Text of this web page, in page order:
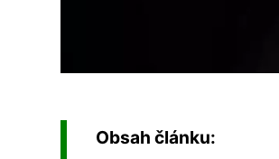
Obsah článku: